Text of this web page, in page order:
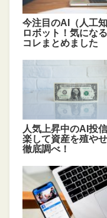
今注目のAI（人工知
ロボット！気にな
コレまとめました
人気上昇中のAI投信
楽して資産を殖や
徹底調べ！